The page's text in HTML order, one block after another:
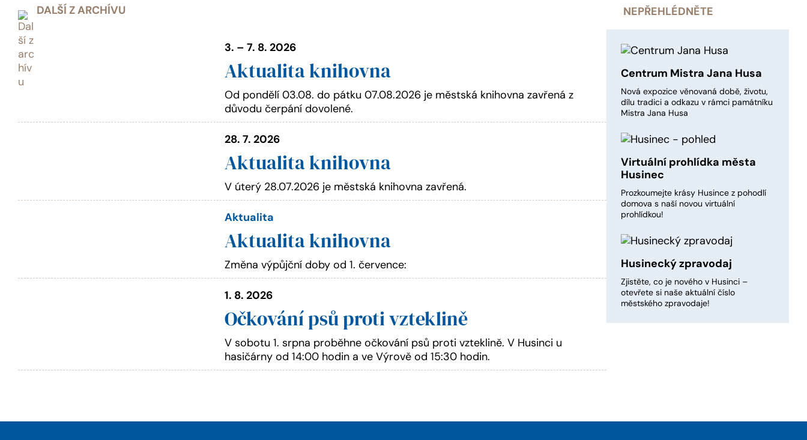
DALŠÍ Z ARCHÍVU
3. – 7. 8. 2026
Aktualita knihovna
Od pondělí 03.08. do pátku 07.08.2026 je městská knihovna zavřená z
důvodu čerpání dovolené.
28. 7. 2026
Aktualita knihovna
V úterý 28.07.2026 je městská knihovna zavřená.
Aktualita
Aktualita knihovna
Změna výpůjční doby od 1. července:
1. 8. 2026
Očkování psů proti vzteklině
V sobotu 1. srpna proběhne očkování psů proti vzteklině. V Husinci u
hasičárny od 14:00 hodin a ve Výrově od 15:30 hodin.
NEPŘEHLÉDNĚTE
Centrum Mistra Jana Husa
Nová expozice věnovaná době, životu,
dílu tradici a odkazu v rámci památníku
Mistra Jana Husa
Virtuální prohlídka města
Husinec
Prozkoumejte krásy Husince z pohodlí
domova s naší novou virtuální
prohlídkou!
Husinecký zpravodaj
Zjistěte, co je nového v Husinci –
otevřete si naše aktuální číslo
městského zpravodaje!